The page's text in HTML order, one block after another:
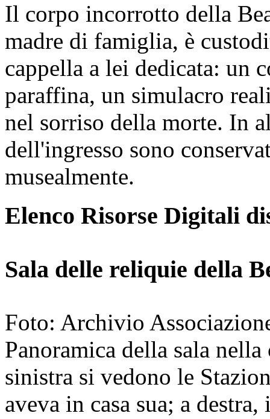
Il corpo incorrotto della
madre di famiglia, è
cappella a lei dedicata: un
paraffina, un simulacro
nel sorriso della morte. In
dell'ingresso sono
musealmente.
Elenco Risorse Digitali
Sala delle reliquie della
Foto: Archivio
Panoramica della sala
sinistra si vedono le
aveva in casa sua; a